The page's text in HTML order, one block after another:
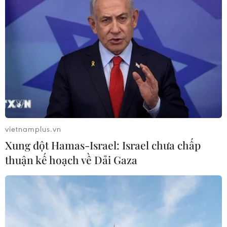
Theo dõi VietnamPlus
TIN LIÊN QUAN
vietnamplus.vn
Xung đột Hamas-Israel: Israel chưa chấp
thuận kế hoạch về Dải Gaza